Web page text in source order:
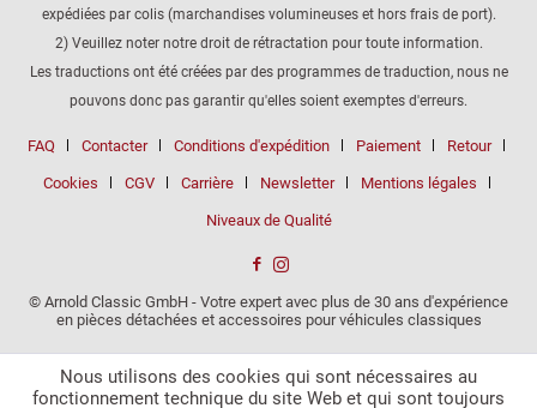
expédiées par colis (marchandises volumineuses et hors frais de port).
2) Veuillez noter notre droit de rétractation pour toute information.
Les traductions ont été créées par des programmes de traduction, nous ne
pouvons donc pas garantir qu'elles soient exemptes d'erreurs.
FAQ Contacter Conditions d'expédition Paiement Retour
Cookies CGV Carrière Newsletter Mentions légales
Niveaux de Qualité
© Arnold Classic GmbH - Votre expert avec plus de 30 ans d'expérience
en pièces détachées et accessoires pour véhicules classiques
Nous utilisons des cookies qui sont nécessaires au
fonctionnement technique du site Web et qui sont toujours